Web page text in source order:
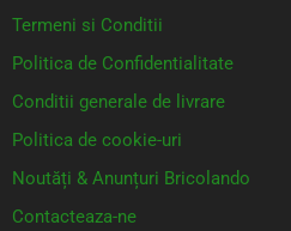
Termeni si Conditii
Politica de Confidentialitate
Conditii generale de livrare
Politica de cookie-uri
Noutăți & Anunțuri Bricolando
Contacteaza-ne